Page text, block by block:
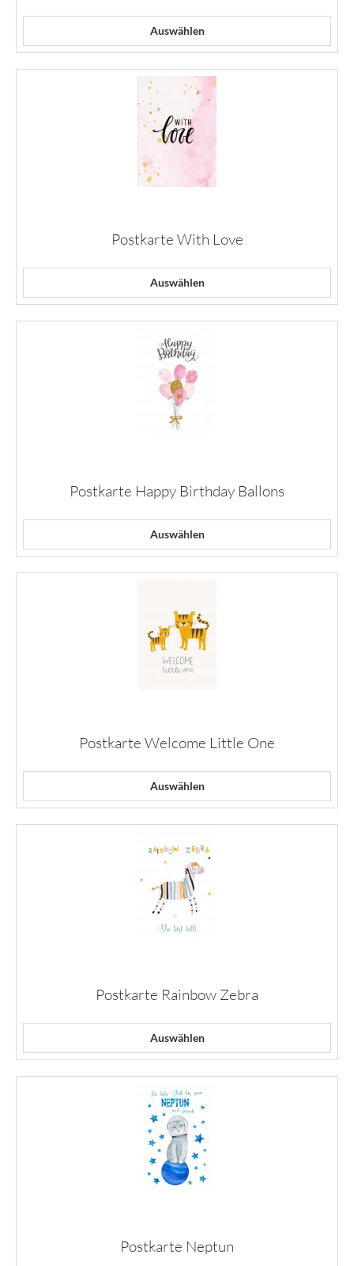
Auswählen
Postkarte With Love
Auswählen
Postkarte Happy Birthday Ballons
Auswählen
Postkarte Welcome Little One
Auswählen
Postkarte Rainbow Zebra
Auswählen
Postkarte Neptun